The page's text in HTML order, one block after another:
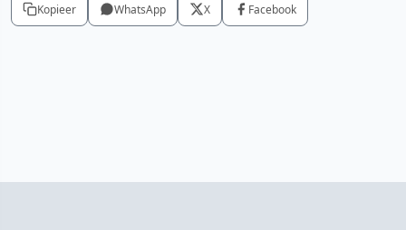
Kopieer WhatsApp X Facebook